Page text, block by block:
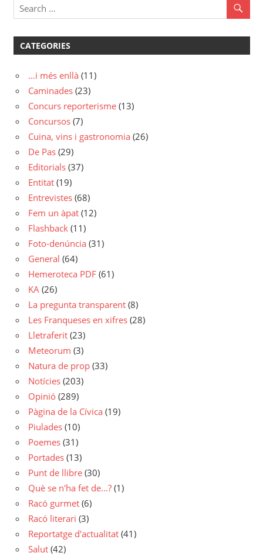
CATEGORIES
…i més enllà (11)
Caminades (23)
Concurs reporterisme (13)
Concursos (7)
Cuina, vins i gastronomia (26)
De Pas (29)
Editorials (37)
Entitat (19)
Entrevistes (68)
Fem un àpat (12)
Flashback (11)
Foto-denúncia (31)
General (64)
Hemeroteca PDF (61)
KA (26)
La pregunta transparent (8)
Les Franqueses en xifres (28)
Lletraferit (23)
Meteorum (3)
Natura de prop (33)
Notícies (203)
Opinió (289)
Pàgina de la Cívica (19)
Piulades (10)
Poemes (31)
Portades (13)
Punt de llibre (30)
Què se n'ha fet de…? (1)
Racó gurmet (6)
Racó literari (3)
Reportatge d'actualitat (41)
Salut (42)